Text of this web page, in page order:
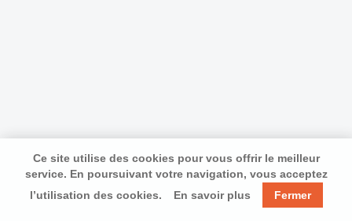
Ce site utilise des cookies pour vous offrir le meilleur
service. En poursuivant votre navigation, vous acceptez
l’utilisation des cookies.
En savoir plus Fermer